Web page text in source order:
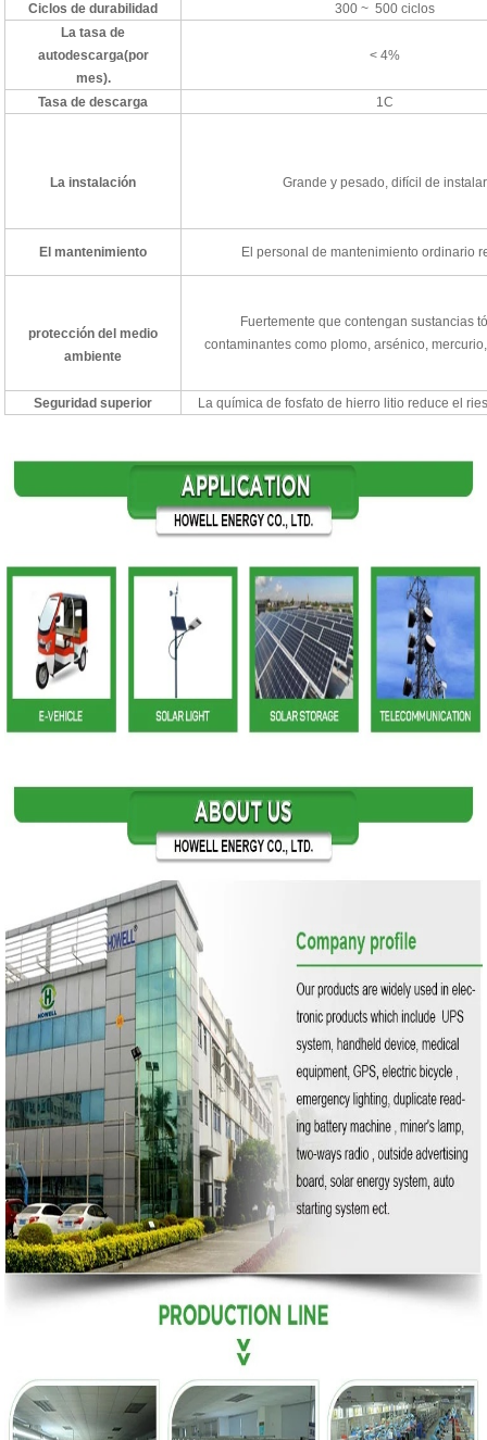
Ciclos de durabilidad
300 ~ 500 ciclos
La tasa de
autodescarga(por
mes).
< 4%
Tasa de descarga 1C
La instalación Grande y pesado, difícil de instalar
El mantenimiento El personal de mantenimiento ordinario
protección del medio
ambiente
Fuertemente que contengan sustancias
contaminantes como plomo, arsénico,
Seguridad superior La química de fosfato de hierro litio reduce el